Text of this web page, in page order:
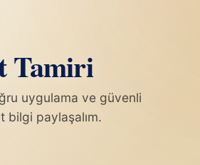
Tamiri
uygulama ve güvenli
bilgi paylaşalım.